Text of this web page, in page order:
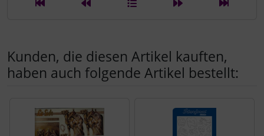
Kunden, die diesen Artikel kauften,
haben auch folgende Artikel bestellt: